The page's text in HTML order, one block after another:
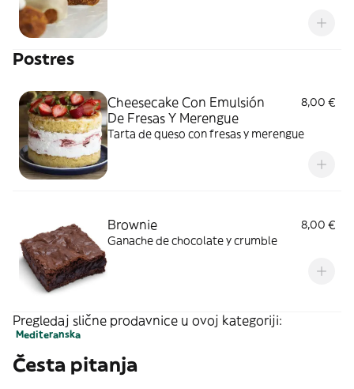
Postres
Cheesecake Con Emulsión
De Fresas Y Merengue
8,00 €
Tarta de queso con fresas y merengue
Brownie
8,00 €
Ganache de chocolate y crumble
Pregledaj slične prodavnice u ovoj kategoriji:
Mediteranska
Česta pitanja